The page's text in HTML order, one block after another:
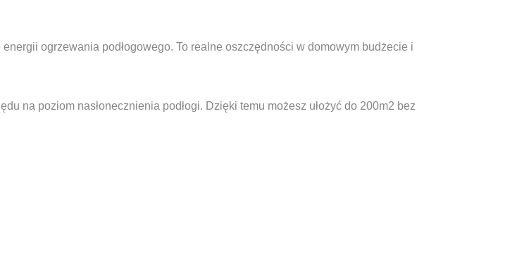
ogrzewania podłogowego. To realne oszczędności w domowym budżecie i
na poziom nasłonecznienia podłogi. Dzięki temu możesz ułożyć do 200m2 bez